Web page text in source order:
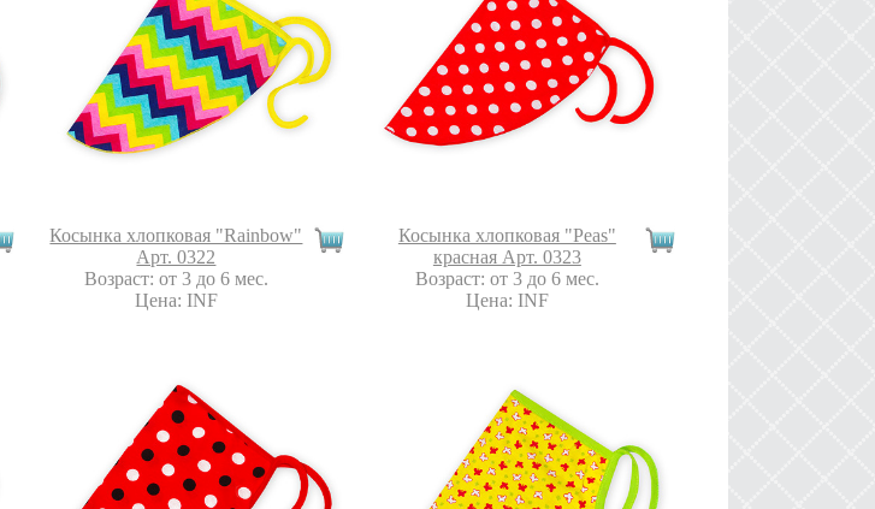
Косынка хлопковая "Rainbow"
Арт. 0322
Возраст: от 3 до 6 мес.
Цена: INF
Косынка хлопковая "Peas"
красная Арт. 0323
Возраст: от 3 до 6 мес.
Цена: INF